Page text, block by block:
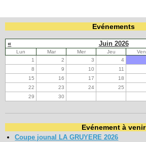
Evénements
« Juin 2026
Lun Mar Mer Jeu Ven
1
2 3 4
8
9 10 11
15
16 17 18
22
23 24 25
29
30
Evénement à venir
Coupe jounal LA GRUYERE 2026